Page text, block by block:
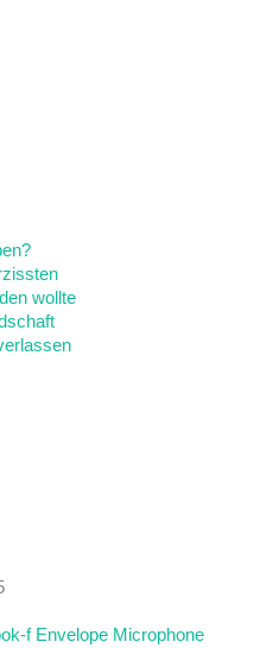
wollte
f Envelope Microphone